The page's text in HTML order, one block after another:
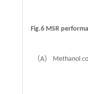
Fig.6 MSR
（A） Methanol